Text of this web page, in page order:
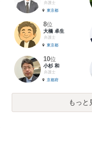
弁護士
東京都
8位
大橋 卓生
弁護士
東京都
10位
小杉 和
弁護士
京都府
もっと